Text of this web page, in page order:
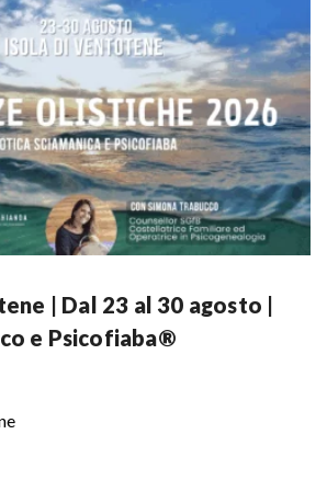
| Dal 23 al 30 agosto |
e Psicofiaba®